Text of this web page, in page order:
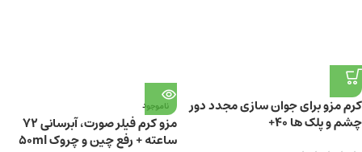
کرم مزو برای جوان سازی مجدد دور
چشم و پلک ها 40+
ناموجود
مزو کرم فیلر صورت، آبرسانی 72
ساعته + رفع چین و چروک 50ml